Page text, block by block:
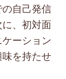
自己発信
、初対面
ーション
を持たせ